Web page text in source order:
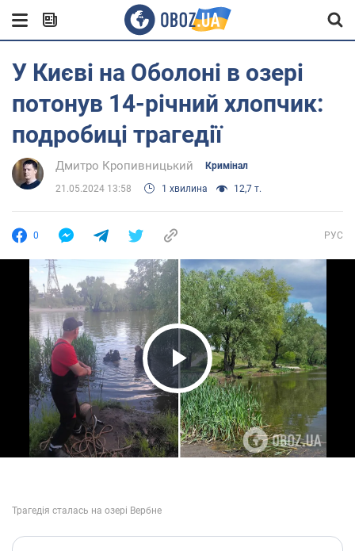
У Києві на Оболоні в озері
потонув 14-річний хлопчик:
подробиці трагедії
Дмитро Кропивницький Кримінал
21.05.2024 13:58 1 хвилина 12,7 т.
0 РУС
Play Video